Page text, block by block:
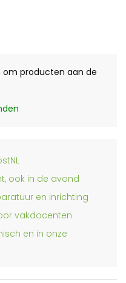
om producten aan de
ook in de avond
en inrichting
vakdocenten
en in onze